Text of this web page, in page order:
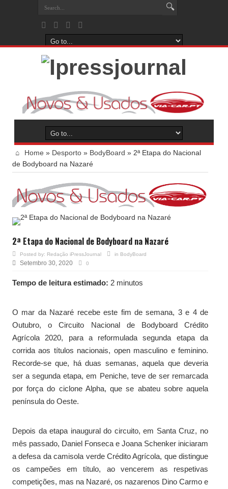
Home » Desporto » BodyBoard » 2ª Etapa do Nacional
de Bodyboard na Nazaré
2ª Etapa do Nacional de Bodyboard na Nazaré
Posted by: Redação iPressJournal in BodyBoard
Setembro 30, 2020 0
Tempo de leitura estimado: 2 minutos
O mar da Nazaré recebe este fim de semana, 3 e 4 de
Outubro, o Circuito Nacional de Bodyboard Crédito
Agrícola 2020, para a reformulada segunda etapa da
corrida aos títulos nacionais, open masculino e feminino.
Recorde-se que, há duas semanas, aquela que deveria
ser a segunda etapa, em Peniche, teve de ser remarcada
por força do ciclone Alpha, que se abateu sobre aquela
península do Oeste.
Depois da etapa inaugural do circuito, em Santa Cruz, no
mês passado, Daniel Fonseca e Joana Schenker iniciaram
a defesa da camisola verde Crédito Agrícola, que distingue
os campeões em título, ao vencerem as respetivas
competições, mas na Nazaré, os nazarenos Dino Carmo e